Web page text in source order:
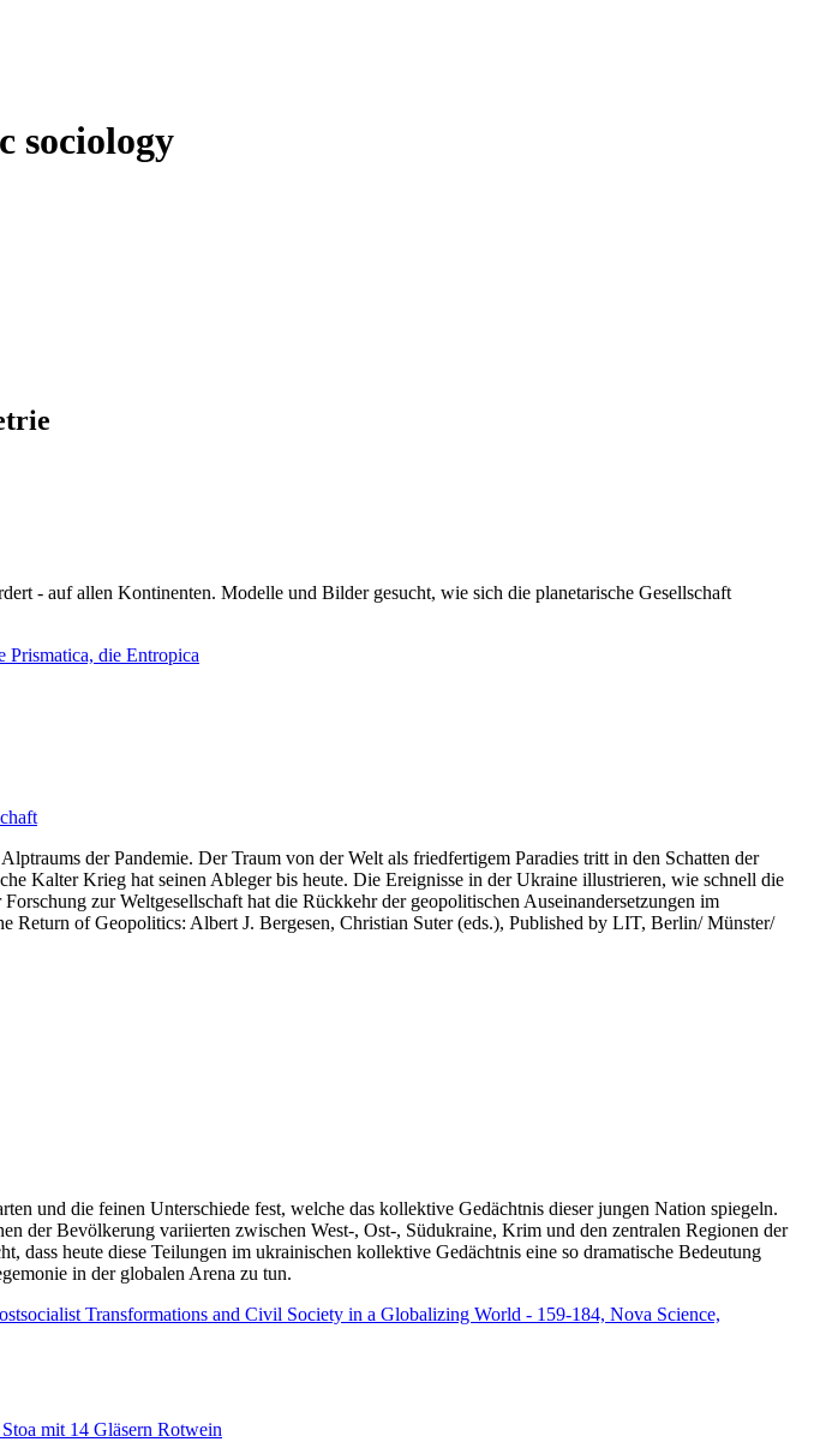
sociology
- auf allen Kontinenten. Modelle und Bilder gesucht, wie sich die planetarische Gesellschaft
Prismatica, die Entropica
der Pandemie. Der Traum von der Welt als friedfertigem Paradies tritt in den Schatten der
Kalter Krieg hat seinen Ableger bis heute. Die Ereignisse in der Ukraine illustrieren, wie schnell die
zur Weltgesellschaft hat die Rückkehr der geopolitischen Auseinandersetzungen im
Return of Geopolitics: Albert J. Bergesen, Christian Suter (eds.), Published by LIT, Berlin/ Münster/
und die feinen Unterschiede fest, welche das kollektive Gedächtnis dieser jungen Nation spiegeln.
der Bevölkerung variierten zwischen West-, Ost-, Südukraine, Krim und den zentralen Regionen der
dass heute diese Teilungen im ukrainischen kollektive Gedächtnis eine so dramatische Bedeutung
in der globalen Arena zu tun.
Transformations and Civil Society in a Globalizing World - 159-184, Nova Science,
mit 14 Gläsern Rotwein